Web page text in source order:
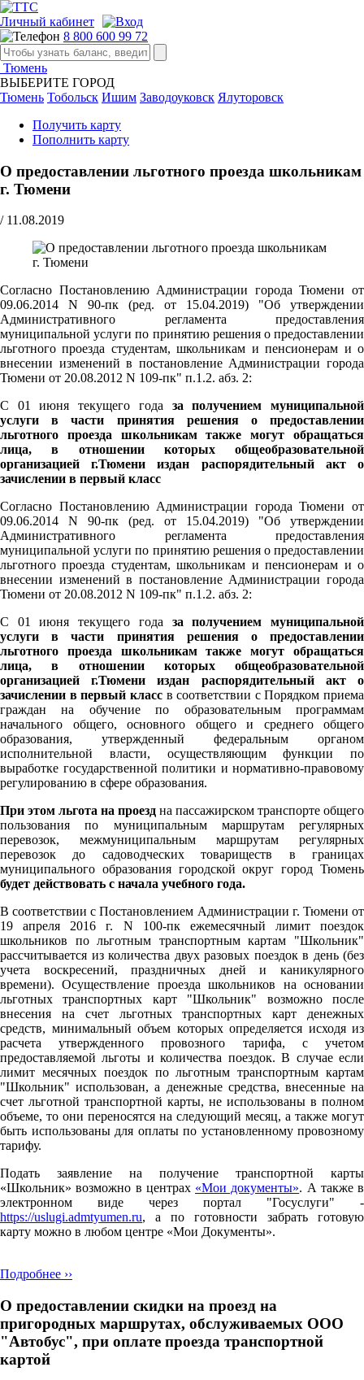
Личный кабинет
8 800 600 99 72
Тюмень
ВЫБЕРИТЕ ГОРОД
Тюмень Тобольск Ишим Заводоуковск Ялуторовск
Получить карту
Пополнить карту
О предоставлении льготного проезда школьникам
г. Тюмени
/ 11.08.2019
Согласно Постановлению Администрации города Тюмени от
09.06.2014 N 90-пк (ред. от 15.04.2019) "Об утверждении
Административного регламента предоставления
муниципальной услуги по принятию решения о предоставлении
льготного проезда студентам, школьникам и пенсионерам и о
внесении изменений в постановление Администрации города
Тюмени от 20.08.2012 N 109-пк" п.1.2. абз. 2:
С 01 июня текущего года за получением муниципальной
услуги в части принятия решения о предоставлении
льготного проезда школьникам также могут обращаться
лица, в отношении которых общеобразовательной
организацией г.Тюмени издан распорядительный акт о
зачислении в первый класс
Согласно Постановлению Администрации города Тюмени от
09.06.2014 N 90-пк (ред. от 15.04.2019) "Об утверждении
Административного регламента предоставления
муниципальной услуги по принятию решения о предоставлении
льготного проезда студентам, школьникам и пенсионерам и о
внесении изменений в постановление Администрации города
Тюмени от 20.08.2012 N 109-пк" п.1.2. абз. 2:
С 01 июня текущего года за получением муниципальной
услуги в части принятия решения о предоставлении
льготного проезда школьникам также могут обращаться
лица, в отношении которых общеобразовательной
организацией г.Тюмени издан распорядительный акт о
зачислении в первый классв соответствии с Порядком приема
граждан на обучение по образовательным программам
начального общего, основного общего и среднего общего
образования, утвержденный федеральным органом
исполнительной власти, осуществляющим функции по
выработке государственной политики и нормативно-правовому
регулированию в сфере образования.
При этом льгота на проезд на пассажирском транспорте общего
пользования по муниципальным маршрутам регулярных
перевозок, межмуниципальным маршрутам регулярных
перевозок до садоводческих товариществ в границах
муниципального образования городской округ город Тюмень
будет действовать с начала учебного года.
В соответствии с Постановлением Администрации г. Тюмени от
19 апреля 2016 г. N 100-пк ежемесячный лимит поездок
школьников по льготным транспортным картам "Школьник"
рассчитывается из количества двух разовых поездок в день (без
учета воскресений, праздничных дней и каникулярного
времени). Осуществление проезда школьников на основании
льготных транспортных карт "Школьник" возможно после
внесения на счет льготных транспортных карт денежных
средств, минимальный объем которых определяется исходя из
расчета утвержденного провозного тарифа, с учетом
предоставляемой льготы и количества поездок. В случае если
лимит месячных поездок по льготным транспортным картам
"Школьник" использован, а денежные средства, внесенные на
счет льготной транспортной карты, не использованы в полном
объеме, то они переносятся на следующий месяц, а также могут
быть использованы для оплаты по установленному провозному
тарифу.
Подать заявление на получение транспортной карты
«Школьник» возможно в центрах «Мои документы». А также в
электронном виде через портал "Госуслуги" -
https://uslugi.admtyumen.ru, а по готовности забрать готовую
карту можно в любом центре «Мои Документы».
Подробнее ››
О предоставлении скидки на проезд на
пригородных маршрутах, обслуживаемых ООО
"Автобус", при оплате проезда транспортной
картой